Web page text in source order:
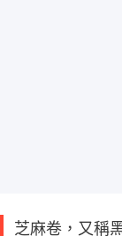
芝麻卷，又稱